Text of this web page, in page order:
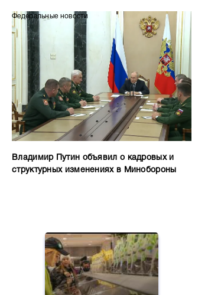
Федеральные новости
Владимир Путин объявил о кадровых и
структурных изменениях в Минобороны